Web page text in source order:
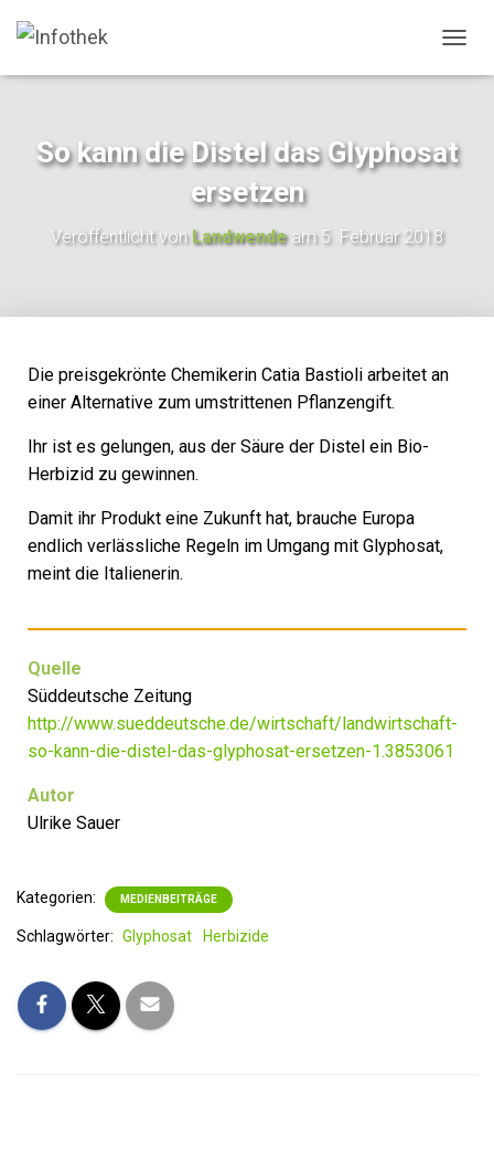
A
A
So kann die Distel das Glyphosat
ersetzen
Veröffentlicht vonLandwendeam5. Februar 2018
Die preisgekrönte Chemikerin Catia Bastioli arbeitet an
einer Alternative zum umstrittenen Pflanzengift.
Ihr ist es gelungen, aus der Säure der Distel ein Bio-
Herbizid zu gewinnen.
Damit ihr Produkt eine Zukunft hat, brauche Europa
endlich verlässliche Regeln im Umgang mit Glyphosat,
meint die Italienerin.
Quelle
Süddeutsche Zeitung
http://www.sueddeutsche.de/wirtschaft/landwirtschaft-
so-kann-die-distel-das-glyphosat-ersetzen-1.3853061
Autor
Ulrike Sauer
Kategorien: MEDIENBEITRÄGE
Schlagwörter: Glyphosat Herbizide